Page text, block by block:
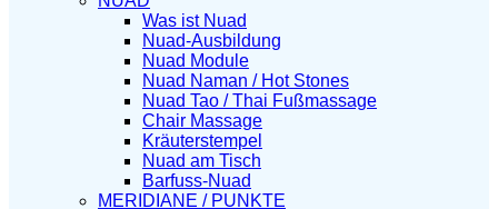
Was ist Nuad
Nuad-Ausbildung
Nuad Module
Nuad Naman / Hot Stones
Nuad Tao / Thai Fußmassage
Chair Massage
Kräuterstempel
Nuad am Tisch
Barfuss-Nuad
MERIDIANE / PUNKTE